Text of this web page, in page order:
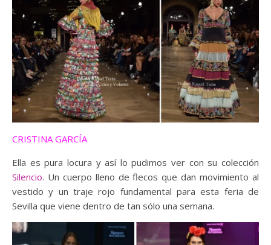
CRISTINA GARCÍA
Ella es pura locura y así lo pudimos ver con su colección
Silencio. Un cuerpo lleno de flecos que dan movimiento al
vestido y un traje rojo fundamental para esta feria de
Sevilla que viene dentro de tan sólo una semana.